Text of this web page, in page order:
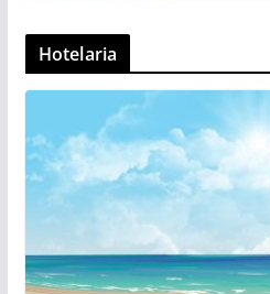
Hotelaria